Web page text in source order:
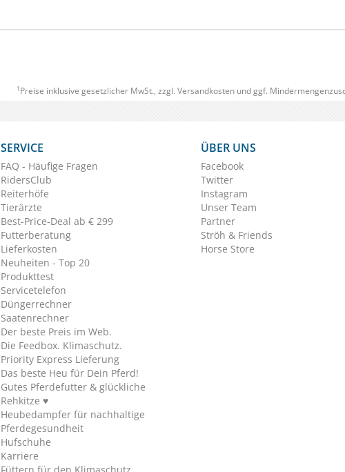
1 Preise inklusive gesetzlicher MwSt., zzgl. Versandkostenund ggf.
SERVICE
FAQ - Häufige Fragen
RidersClub
Reiterhöfe
Tierärzte
Best-Price-Deal ab € 299
Futterberatung
Lieferkosten
Neuheiten - Top 20
Produkttest
Servicetelefon
Düngerrechner
Saatenrechner
Der beste Preis im Web.
Die Feedbox. Klimaschutz.
Priority Express Lieferung
Das beste Heu für Dein Pferd!
Gutes Pferdefutter & glückliche
Rehkitze ♥
Heubedampfer für nachhaltige
Pferdegesundheit
Hufschuhe
Karriere
ÜBER UNS
Facebook
Twitter
Instagram
Unser Team
Partner
Ströh & Friends
Horse Store